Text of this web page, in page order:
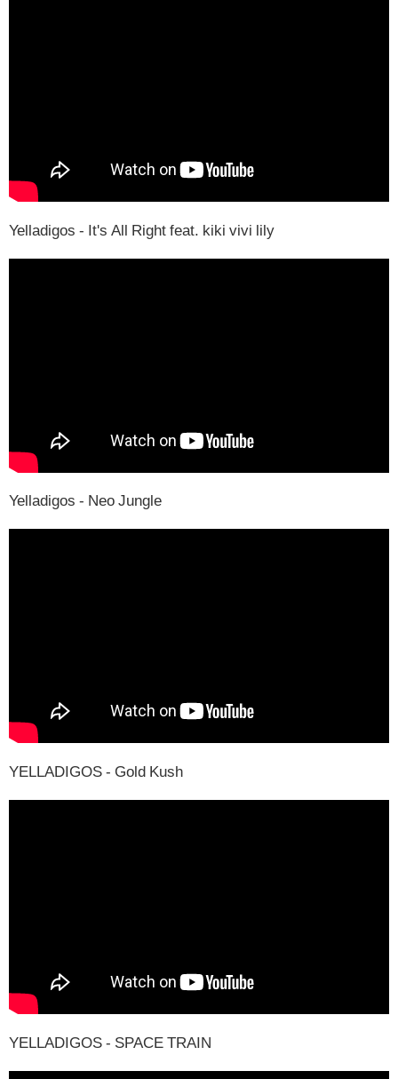
Yelladigos - It's All Right feat. kiki vivi lily
Yelladigos - Neo Jungle
YELLADIGOS - Gold Kush
YELLADIGOS - SPACE TRAIN